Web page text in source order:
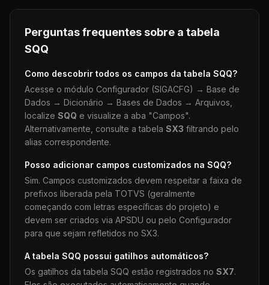
Perguntas frequentes sobre a tabela
SQQ
Como descobrir todos os campos da tabela SQQ?
Acesse o módulo Configurador (SIGACFG) → Base de
Dados → Dicionário → Bases de Dados → Arquivos,
localize SQQ e visualize a aba "Campos".
Alternativamente, consulte a tabela SX3 filtrando pelo
alias correspondente.
Posso adicionar campos customizados na SQQ?
Sim. Campos customizados devem respeitar a faixa de
prefixos liberada pela TOTVS (geralmente
começando com letras específicas do projeto) e
devem ser criados via APSDU ou pelo Configurador
para que sejam refletidos no SX3.
A tabela SQQ possui gatilhos automáticos?
Os gatilhos da tabela SQQ estão registrados no SX7.